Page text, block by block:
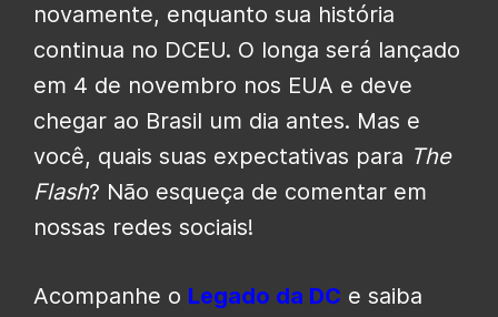
novamente, enquanto sua história
continua no DCEU. O longa será lançado
em 4 de novembro nos EUA e deve
chegar ao Brasil um dia antes. Mas e
você, quais suas expectativas para The
Flash? Não esqueça de comentar em
nossas redes sociais!
Acompanhe o Legado da DC e saiba